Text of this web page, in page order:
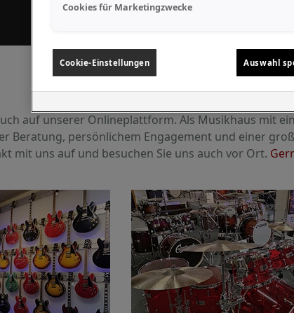
Willkommen
auf unserer Onlineplattform. Als Musikhaus mit
Beratung, persönlichem Engagement und einer
mit uns auf und besuchen Sie uns auch vor Ort.
Cookies für Marketingzwecke
Cookie-Einstellungen Auswahl